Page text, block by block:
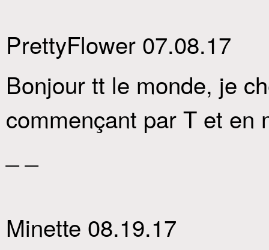
PrettyFlower 07.08.17
Bonjour tt le monde, je
commençant par T et en
Minette 08.19.17